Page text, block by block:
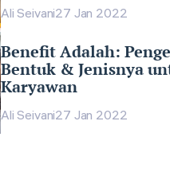
Ali Seivani27 Jan 2022
Benefit Adalah:
Bentuk & Jenisnya
Karyawan
Ali Seivani27 Jan 2022